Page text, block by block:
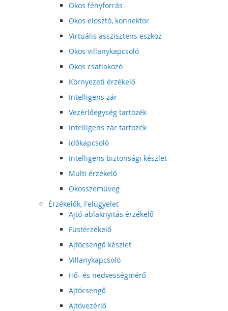
Okos fényforrás
Okos elosztó, konnektor
Virtuális asszisztens eszköz
Okos villanykapcsoló
Okos csatlakozó
Környezeti érzékelő
Intelligens zár
Vezérlőegység tartozék
Intelligens zár tartozék
Időkapcsoló
Intelligens biztonsági készlet
Multi érzékelő
Okosszemüveg
Érzékelők, Felügyelet
Ajtó-ablaknyitás érzékelő
Füstérzékelő
Ajtócsengő készlet
Villanykapcsoló
Hő- és nedvességmérő
Ajtócsengő
Ajtóvezérlő